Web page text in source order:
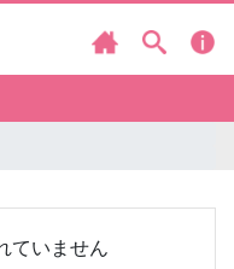
ていません